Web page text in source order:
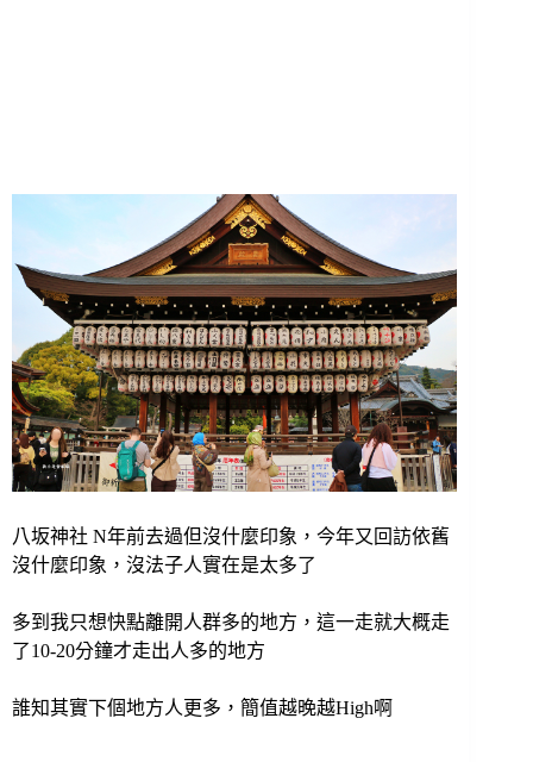
八坂神社 N年前去過但沒什麼印象，今年又回訪依舊
沒什麼印象，沒法子人實在是太多了
多到我只想快點離開人群多的地方，這一走就大概走
了10-20分鐘才走出人多的地方
誰知其實下個地方人更多，簡值越晚越High啊